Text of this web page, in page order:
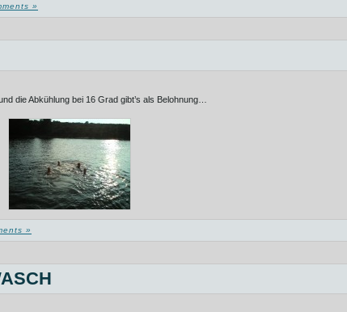
»
die Abkühlung bei 16 Grad gibt’s als Belohnung…
»